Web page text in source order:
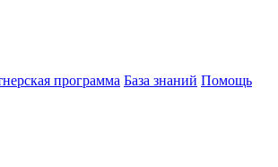
программа База знаний Помощь